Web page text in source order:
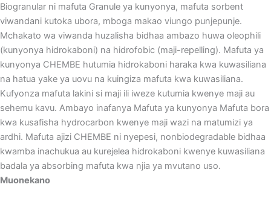
Biogranular ni mafuta Granule ya kunyonya, mafuta sorbent
viwandani kutoka ubora, mboga makao viungo punjepunje.
Mchakato wa viwanda huzalisha bidhaa ambazo huwa oleophili
(kunyonya hidrokaboni) na hidrofobic (maji-repelling). Mafuta ya
kunyonya CHEMBE hutumia hidrokaboni haraka kwa kuwasiliana
na hatua yake ya uovu na kuingiza mafuta kwa kuwasiliana.
Kufyonza mafuta lakini si maji ili iweze kutumia kwenye maji au
sehemu kavu. Ambayo inafanya Mafuta ya kunyonya Mafuta bora
kwa kusafisha hydrocarbon kwenye maji wazi na matumizi ya
ardhi. Mafuta ajizi CHEMBE ni nyepesi, nonbiodegradable bidhaa
kwamba inachukua au kurejelea hidrokaboni kwenye kuwasiliana
badala ya absorbing mafuta kwa njia ya mvutano uso.
Muonekano